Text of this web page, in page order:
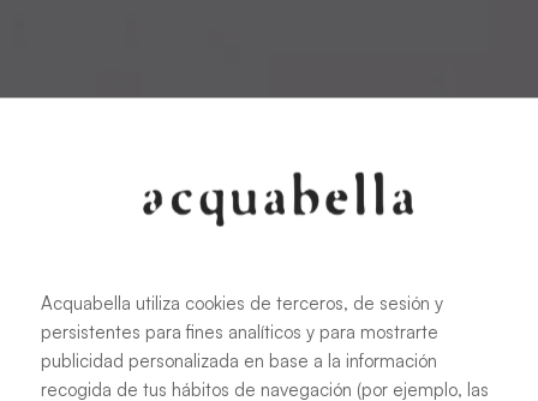
Acquabella utiliza cookies de terceros, de sesión y
persistentes para fines analíticos y para mostrarte
publicidad personalizada en base a la información
recogida de tus hábitos de navegación (por ejemplo, las